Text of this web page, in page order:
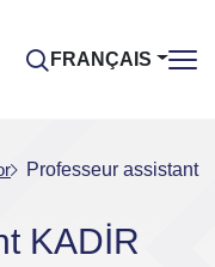
FRANÇAIS
Professeur assistant
KADİR